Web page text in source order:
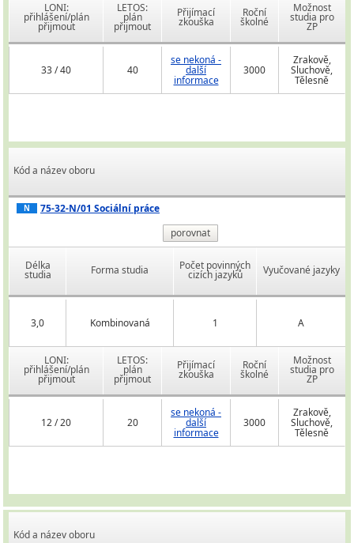
LONI:
přihlášení/plán
přijmout
LETOS:
plán
přijmout
Přijímací
zkouška
Roční
školné
Možnost
studia pro
ZP
33 / 40 40
se nekoná -
další
informace
3000
Zrakově,
Sluchově,
Tělesně
Kód a název oboru
N
75-32-N/01 Sociální práce
porovnat
Délka
studia Forma studia Počet povinných
cizích jazyků Vyučované jazyky
3,0 Kombinovaná 1 A
LONI:
přihlášení/plán
přijmout
LETOS:
plán
přijmout
Přijímací
zkouška
Roční
školné
Možnost
studia pro
ZP
12 / 20 20
se nekoná -
další
informace
3000
Zrakově,
Sluchově,
Tělesně
Kód a název oboru